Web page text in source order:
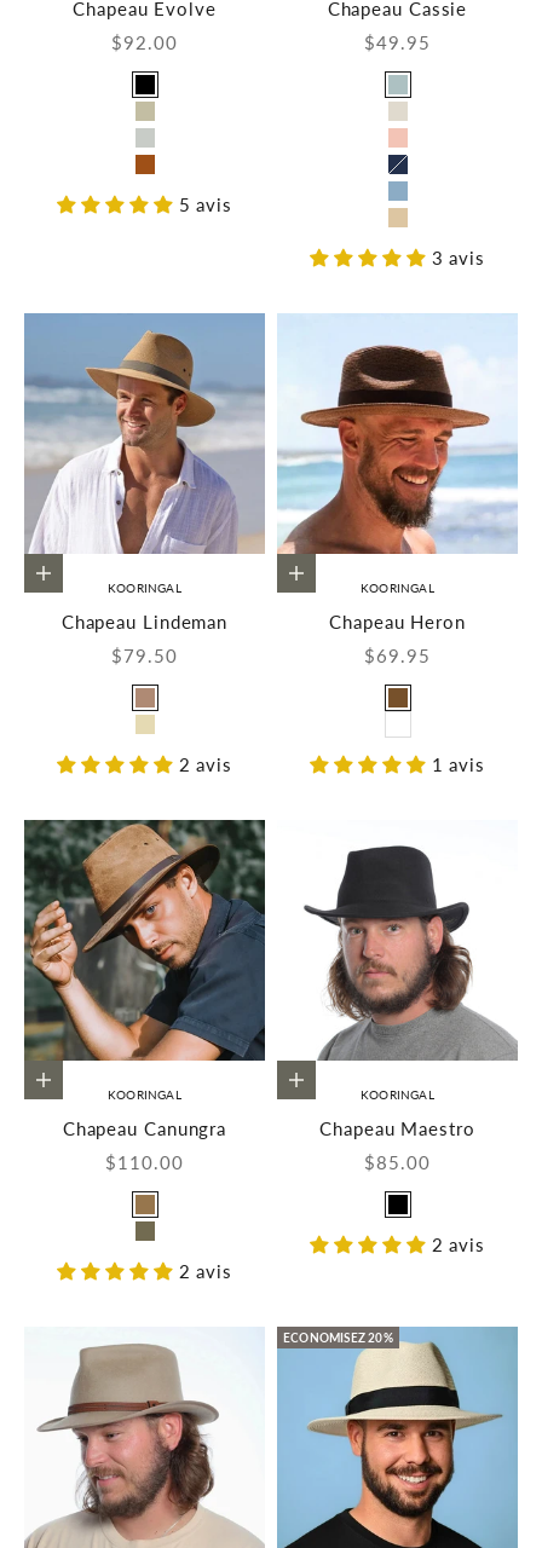
Chapeau Evolve
Prix de vente
$92.00
Noir
Beige
Gris
Rouille
5 avis
Chapeau Cassie
Prix de vente
$49.95
Bleu
Taupe
Rose
Marine
Denim
Naturel
3 avis
Choisir les options
KOORINGAL
Chapeau Lindeman
Prix de vente
$79.50
Taupe
Ivoire
2 avis
Choisir les options
KOORINGAL
Chapeau Heron
Prix de vente
$69.95
Brun
Blanc
1 avis
Choisir les options
KOORINGAL
Chapeau Canungra
Prix de vente
$110.00
Brun
Olive
2 avis
Choisir les options
KOORINGAL
Chapeau Maestro
Prix de vente
$85.00
Noir
2 avis
ECONOMISEZ 20%